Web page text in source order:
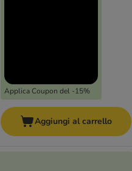
Applica Coupon del -15%
Aggiungi al carrello